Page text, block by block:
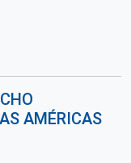
AMÉRICAS